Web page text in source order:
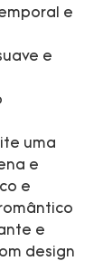
e
e
uma
e
e
e
design